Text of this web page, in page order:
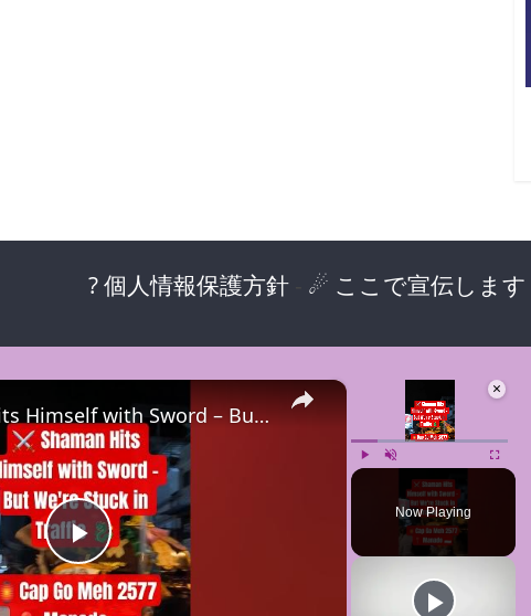
? 個人情報保護方針 ☄ ここで宣伝します
×
Unmute Fullscreen
Now Playing
×
P
⚔️ Shaman Hits Himself with Sword – But We're Stuck in Traffic 🐉